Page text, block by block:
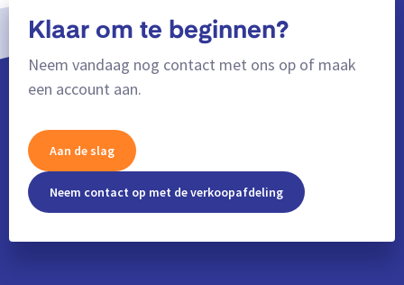
Klaar om te beginnen?
Neem vandaag nog contact met ons op of maak
een account aan.
Aan de slag
Neem contact op met de verkoopafdeling